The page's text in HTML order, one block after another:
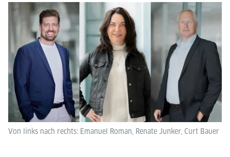
Von links nach rechts: Emanuel Roman, Renate Junker, Curt Bauer